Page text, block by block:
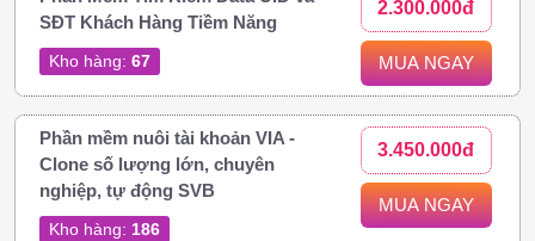
SĐT Khách Hàng Tiềm Năng
Kho hàng: 67
2.300.000đ
MUA NGAY
Phần mềm nuôi tài khoản VIA -
Clone số lượng lớn, chuyên
nghiệp, tự động SVB
Kho hàng: 186
3.450.000đ
MUA NGAY